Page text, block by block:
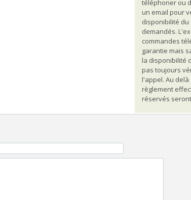
téléphoner ou
un email pour
disponibilité du
demandés.
commandes
garantie mais
la disponibilité
pas toujours
l'appel. Au
règlement
réservés